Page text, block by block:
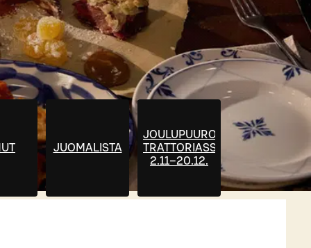
JUOMALISTA
JOULUPUURO
TRATTORIASSA
2.11–20.12.